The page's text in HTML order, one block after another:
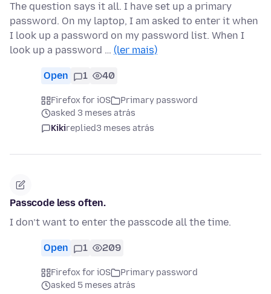
The question says it all. I have set up a primary
password. On my laptop, I am asked to enter it when
I look up a password on my password list. When I
look up a password … (ler mais)
Open 1 40
Firefox for iOS
Primary password
asked 3 meses atrás
Kikireplied3 meses atrás
Passcode less often.
I don’t want to enter the passcode all the time.
Open 1 209
Firefox for iOS
Primary password
asked 5 meses atrás